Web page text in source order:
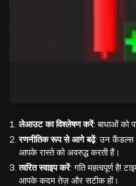
लेआउट का विश्लेषण करें: बाधाओं को
रणनीतिक रूप से आगे बढ़ें: उन कैंडल्स
आपके रास्ते को अवरुद्ध करती हैं।
त्वरित स्वाइप करें: गति महत्वपूर्ण है!
आपके कदम तेज़ और सटीक हों।